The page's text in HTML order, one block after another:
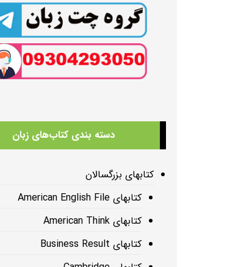
دسته بندی کتاب‌های زبان
کتابهای بزرگسالان
کتابهای American English File
کتابهای American Think
کتابهای Business Result